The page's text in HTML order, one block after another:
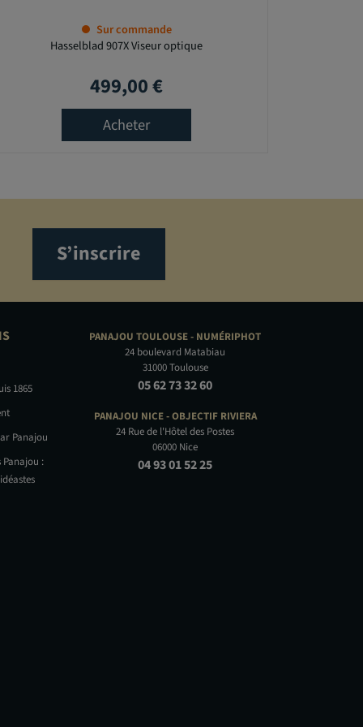
Sur commande
Hasselblad 907X Viseur optique
Prix
499,00 €
Acheter
S’inscrire
1865
Panajou
Panajou :
PANAJOU TOULOUSE - NUMÉRIPHOT
24 boulevard Matabiau
31000 Toulouse
05 62 73 32 60
PANAJOU NICE -OBJECTIF RIVIERA
24 Rue de l'Hôtel des Postes
06000 Nice
04 93 01 52 25